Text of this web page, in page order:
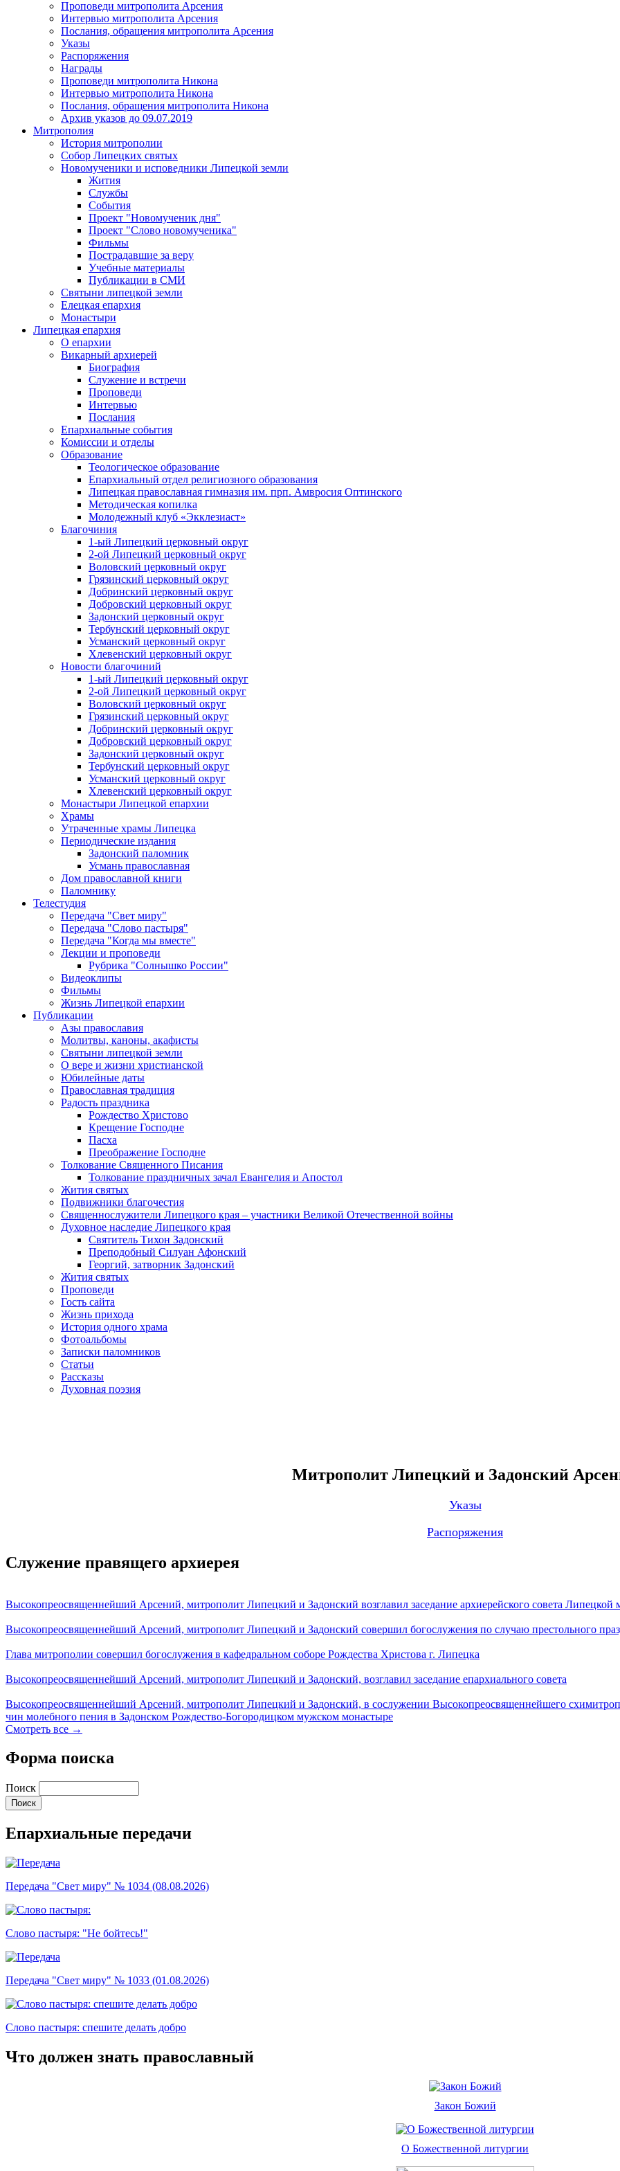
Проповеди митрополита Арсения
Интервью митрополита Арсения
Послания, обращения митрополита Арсения
Указы
Распоряжения
Награды
Проповеди митрополита Никона
Интервью митрополита Никона
Послания, обращения митрополита Никона
Архив указов до 09.07.2019
Митрополия
История митрополии
Собор Липецких святых
Новомученики и исповедники Липецкой земли
Жития
Службы
События
Проект "Новомученик дня"
Проект "Слово новомученика"
Фильмы
Пострадавшие за веру
Учебные материалы
Публикации в СМИ
Святыни липецкой земли
Елецкая епархия
Монастыри
Липецкая епархия
О епархии
Викарный архиерей
Биография
Служение и встречи
Проповеди
Интервью
Послания
Епархиальные события
Комиссии и отделы
Образование
Теологическое образование
Епархиальный отдел религиозного образования
Липецкая православная гимназия им. прп. Амвросия Оптинского
Методическая копилка
Молодежный клуб «Экклезиаст»
Благочиния
1-ый Липецкий церковный округ
2-ой Липецкий церковный округ
Воловский церковный округ
Грязинский церковный округ
Добринский церковный округ
Добровский церковный округ
Задонский церковный округ
Тербунский церковный округ
Усманский церковный округ
Хлевенский церковный округ
Новости благочиний
1-ый Липецкий церковный округ
2-ой Липецкий церковный округ
Воловский церковный округ
Грязинский церковный округ
Добринский церковный округ
Добровский церковный округ
Задонский церковный округ
Тербунский церковный округ
Усманский церковный округ
Хлевенский церковный округ
Монастыри Липецкой епархии
Храмы
Утраченные храмы Липецка
Периодические издания
Задонский паломник
Усмань православная
Дом православной книги
Паломнику
Телестудия
Передача "Свет миру"
Передача "Слово пастыря"
Передача "Когда мы вместе"
Лекции и проповеди
Рубрика "Солнышко России"
Видеоклипы
Фильмы
Жизнь Липецкой епархии
Публикации
Азы православия
Молитвы, каноны, акафисты
Святыни липецкой земли
О вере и жизни христианской
Юбилейные даты
Православная традиция
Радость праздника
Рождество Христово
Крещение Господне
Пасха
Преображение Господне
Толкование Священного Писания
Толкование праздничных зачал Евангелия и Апостол
Жития святых
Подвижники благочестия
Священнослужители Липецкого края – участники Великой Отечественной войны
Духовное наследие Липецкого края
Святитель Тихон Задонский
Преподобный Силуан Афонский
Георгий, затворник Задонский
Жития святых
Проповеди
Гость сайта
Жизнь прихода
История одного храма
Фотоальбомы
Записки паломников
Статьи
Рассказы
Духовная поэзия
Митрополит Липецкий и Задонский
Указы
Распоряжения
Служение правящего архиерея
Высокопреосвященнейший Арсений, митрополит Липецкий и Задонский возглавил заседание архиерейского совета Липецкой
Высокопреосвященнейший Арсений, митрополит Липецкий и Задонский совершил богослужения по случаю престольного
Глава митрополии совершил богослужения в кафедральном соборе Рождества Христова г. Липецка
Высокопреосвященнейший Арсений, митрополит Липецкий и Задонский, возглавил заседание епархиального совета
Высокопреосвященнейший Арсений, митрополит Липецкий и Задонский, в сослужении Высокопреосвященнейшего
чин молебного пения в Задонском Рождество-Богородицком мужском монастыре
Смотреть все →
Форма поиска
Поиск
Епархиальные передачи
Передача "Свет миру" № 1034 (08.08.2026)
Слово пастыря: "Не бойтесь!"
Передача "Свет миру" № 1033 (01.08.2026)
Слово пастыря: спешите делать добро
Что должен знать православный
Закон Божий
О Божественной литургии